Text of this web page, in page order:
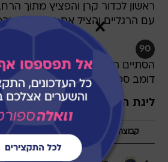
ראשון לכדור קרן והפציץ מתוך
עם הרגליים והציל את האדומים
90
הסתיים המשחק. הפועל תל אביב
דומב ספג שריקות בוז
ליגת העל - 2014/15
קבוצה